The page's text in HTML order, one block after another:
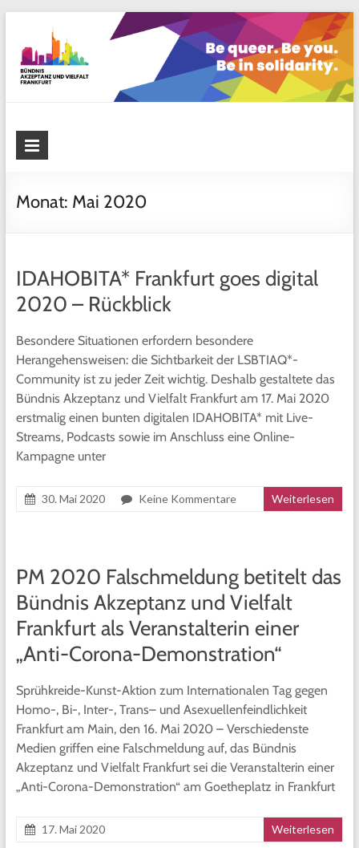
content
Bündnis Akzeptanz und Vielfalt
Monat: Mai 2020
IDAHOBITA* Frankfurt goes digital
2020 – Rückblick
Besondere Situationen erfordern besondere
Herangehensweisen: die Sichtbarkeit der LSBTIAQ*-
Community ist zu jeder Zeit wichtig. Deshalb gestaltete das
Bündnis Akzeptanz und Vielfalt Frankfurt am 17. Mai 2020
erstmalig einen bunten digitalen IDAHOBITA* mit Live-
Streams, Podcasts sowie im Anschluss eine Online-
Kampagne unter
30. Mai 2020 Keine Kommentare Weiterlesen
PM 2020 Falschmeldung betitelt das
Bündnis Akzeptanz und Vielfalt
Frankfurt als Veranstalterin einer
„Anti-Corona-Demonstration“
Sprühkreide-Kunst-Aktion zum Internationalen Tag gegen
Homo-, Bi-, Inter-, Trans– und Asexuellenfeindlichkeit
Frankfurt am Main, den 16. Mai 2020 – Verschiedenste
Medien griffen eine Falschmeldung auf, das Bündnis
Akzeptanz und Vielfalt Frankfurt sei die Veranstalterin einer
„Anti-Corona-Demonstration“ am Goetheplatz in Frankfurt
17. Mai 2020 Weiterlesen